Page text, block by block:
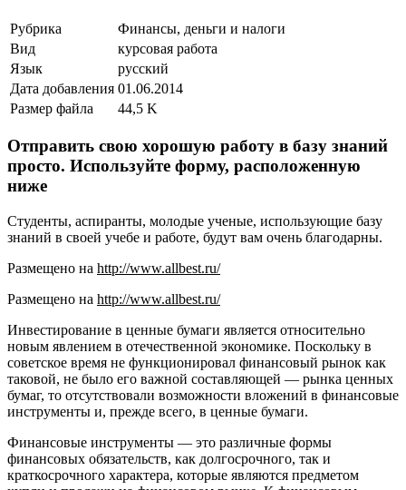
Рубрика
Финансы, деньги и налоги
Вид
курсовая работа
Язык
русский
Дата добавления 01.06.2014
Размер файла
44,5 K
Отправить свою хорошую работу в базу знаний
просто. Используйте форму, расположенную
ниже
Студенты, аспиранты, молодые ученые, использующие базу
знаний в своей учебе и работе, будут вам очень благодарны.
Размещено на http://www.allbest.ru/
Размещено на http://www.allbest.ru/
Инвестирование в ценные бумаги является относительно
новым явлением в отечественной экономике. Поскольку в
советское время не функционировал финансовый рынок как
таковой, не было его важной составляющей — рынка ценных
бумаг, то отсутствовали возможности вложений в финансовые
инструменты и, прежде всего, в ценные бумаги.
Финансовые инструменты — это различные формы
финансовых обязательств, как долгосрочного, так и
краткосрочного характера, которые являются предметом